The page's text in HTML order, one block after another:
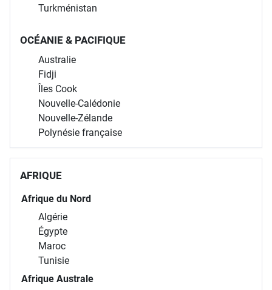
Turkménistan
OCÉANIE & PACIFIQUE
Australie
Fidji
Îles Cook
Nouvelle-Calédonie
Nouvelle-Zélande
Polynésie française
AFRIQUE
Afrique du Nord
Algérie
Égypte
Maroc
Tunisie
Afrique Australe